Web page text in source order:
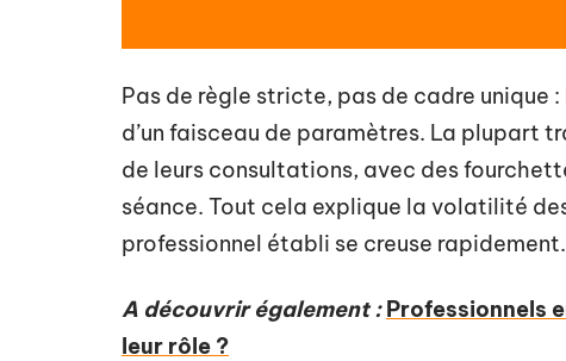
Pas de règle stricte, pas de cadre unique
d’un faisceau de paramètres. La plupart
de leurs consultations, avec des
séance. Tout cela explique la volatilité
professionnel établi se creuse rapidement.
A découvrir également : Professionnels
leur rôle ?